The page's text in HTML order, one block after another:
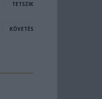
TETSZIK
KÖVETÉS